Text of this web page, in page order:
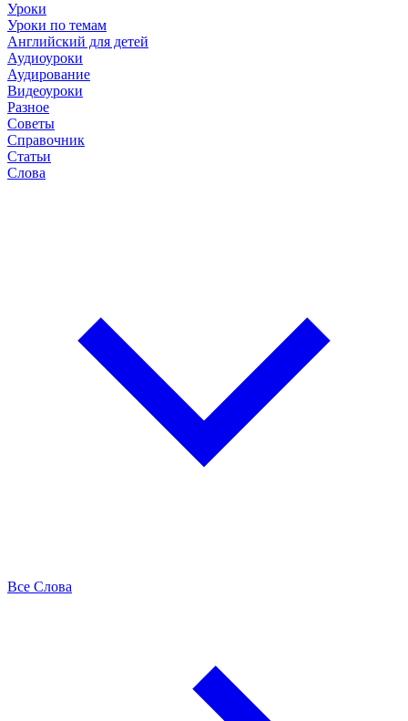
Уроки
Уроки по темам
Английский для детей
Аудиоуроки
Аудирование
Видеоуроки
Разное
Советы
Справочник
Статьи
Слова
Все Слова